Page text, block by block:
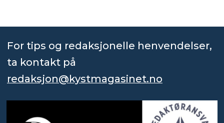
For tips og redaksjonelle henvendelser,
ta kontakt på
redaksjon@kystmagasinet.no